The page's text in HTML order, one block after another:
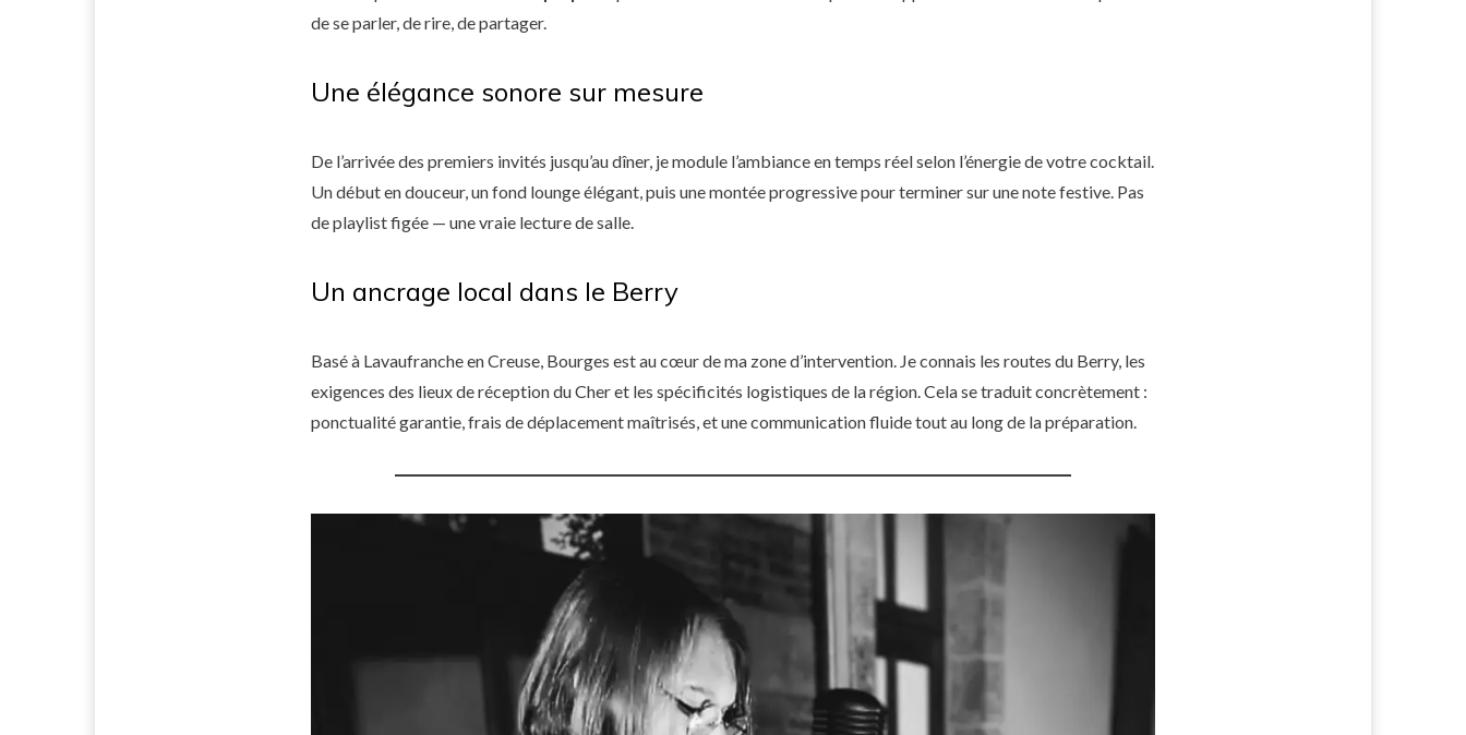
de se parler, de rire, de partager.
Une élégance sonore sur mesure
De l’arrivée des premiers invités jusqu’au dîner, je module l’ambiance en temps réel selon l’énergie de votre cocktail.
Un début en douceur, un fond lounge élégant, puis une montée progressive pour terminer sur une note festive. Pas
de playlist figée — une vraie lecture de salle.
Un ancrage local dans le Berry
Basé à Lavaufranche en Creuse, Bourges est au cœur de ma zone d’intervention. Je connais les routes du Berry, les
exigences des lieux de réception du Cher et les spécificités logistiques de la région. Cela se traduit concrètement :
ponctualité garantie, frais de déplacement maîtrisés, et une communication fluide tout au long de la préparation.